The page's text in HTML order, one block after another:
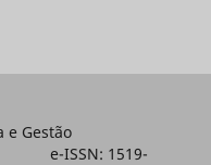
e Gestão
e-ISSN: 1519-